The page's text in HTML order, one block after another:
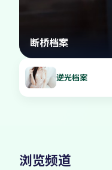
断桥档案
逆光档案
浏览频道